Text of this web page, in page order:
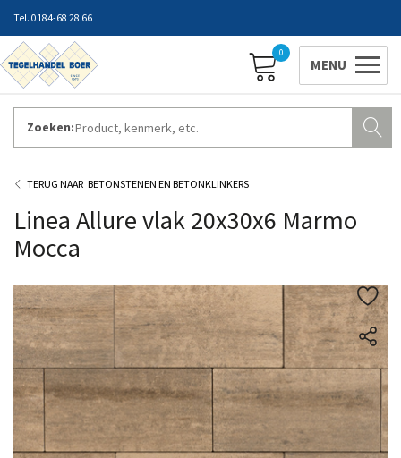
0184-68 28 66
0
Zoeken:
ZAKELIJK INLOGGEN
BETONSTENEN EN BETONKLINKERS
Linea Allure vlak 20x30x6 Marmo
Mocca